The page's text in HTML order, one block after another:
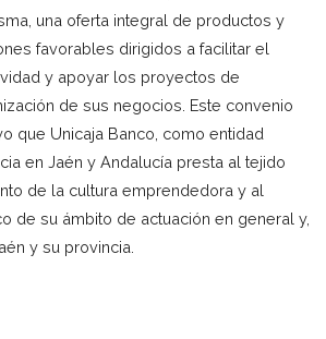
una oferta integral de productos y
favorables dirigidos a facilitar el
y apoyar los proyectos de
de sus negocios. Este convenio
que Unicaja Banco, como entidad
en Jaén y Andalucía presta al tejido
de la cultura emprendedora y al
de su ámbito de actuación en general y,
y su provincia.